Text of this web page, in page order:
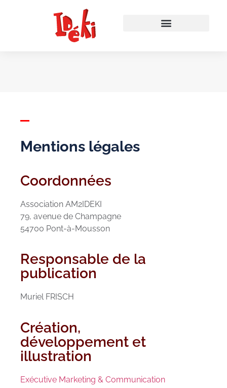
Mentions légales
Coordonnées
Association AM2IDEKI
79, avenue de Champagne
54700 Pont-à-Mousson
Responsable de la
publication
Muriel FRISCH
Création,
développement et
illustration
Exécutive Marketing & Communication